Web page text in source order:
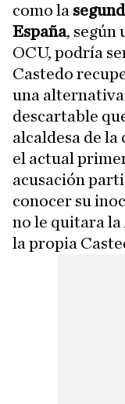
como la
España, según
OCU, podría
Castedo
una alternativa
descartable
alcaldesa de la
el actual
acusación
conocer su
no le quitara la
la propia